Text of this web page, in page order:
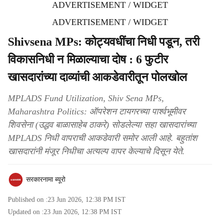
ADVERTISEMENT / WIDGET
ADVERTISEMENT / WIDGET
Shivsena MPs: कोट्यवधींचा निधी पडून, तरी
विकासनिधी न मिळाल्याचा दोष : 6 फुटीर
खासदारांच्या दाव्यांची आकडेवारीतून पोलखोल
MPLADS Fund Utilization, Shiv Sena MPs,
Maharashtra Politics: ऑपरेशन टायगरच्या पार्श्वभूमीवर
शिवसेना (उद्धव बाळासाहेब ठाकरे) सोडलेल्या सहा खासदारांच्या
MPLADS निधी वापराची आकडेवारी समोर आली आहे. बहुतांश
खासदारांनी मंजूर निधीचा अत्यल्प वापर केल्याचे दिसून येते.
सरकारनामा ब्यूरो
Published on :23 Jun 2026, 12:38 PM IST
Updated on :23 Jun 2026, 12:38 PM IST